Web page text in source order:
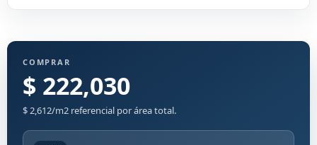
COMPRAR
$ 222,030
$ 2,612/m2 referencial por área total.